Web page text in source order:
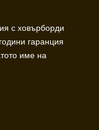
с ховърборди
гаранция
име на